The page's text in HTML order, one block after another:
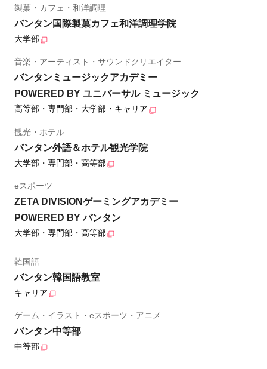
製菓・カフェ・和洋調理
バンタン国際製菓カフェ和洋調理学院
大学部
音楽・アーティスト・サウンドクリエイター
バンタンミュージックアカデミー
POWERED BY ユニバーサル ミュージック
高等部・専門部・大学部・キャリア
観光・ホテル
バンタン外語＆ホテル観光学院
大学部・専門部・高等部
eスポーツ
ZETA DIVISIONゲーミングアカデミー
POWERED BY バンタン
大学部・専門部・高等部
韓国語
バンタン韓国語教室
キャリア
ゲーム・イラスト・eスポーツ・アニメ
バンタン中等部
中等部